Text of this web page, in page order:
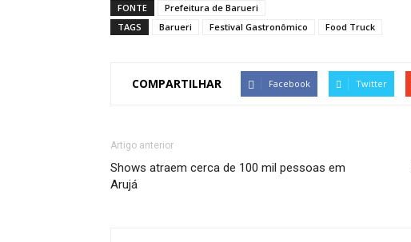
FONTE
Prefeitura de Barueri
TAGS
Barueri Festival Gastronômico Food Truck
COMPARTILHAR Facebook Twitter
Artigo anterior
Shows atraem cerca de 100 mil pessoas em
Arujá